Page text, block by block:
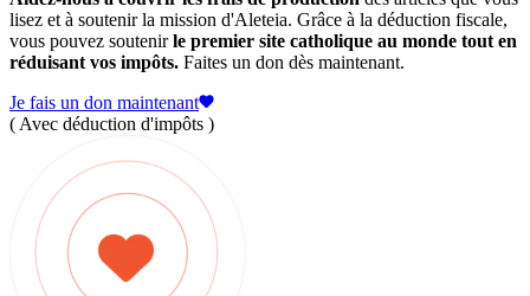
lisez et à soutenir la mission d'Aleteia. Grâce à la déduction fiscale,
vous pouvez soutenirle premier site catholique au monde tout en
réduisant vos impôts. Faites un don dès maintenant.
Je fais un don maintenant
( Avec déduction d'impôts )